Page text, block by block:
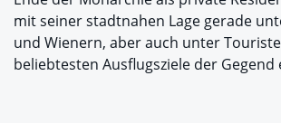
mit seiner stadtnahen Lage gerade
und Wienern, aber auch unter
beliebtesten Ausflugsziele der Gegend